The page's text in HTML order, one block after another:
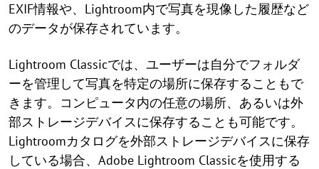
EXIF情報や、Lightroom内で写真を現像した履歴など
のデータが保存されています。
Lightroom Classicでは、ユーザーは自分でフォルダ
ーを管理して写真を特定の場所に保存することもで
きます。コンピュータ内の任意の場所、あるいは外
部ストレージデバイスに保存することも可能です。
Lightroomカタログを外部ストレージデバイスに保存
している場合、Adobe Lightroom Classicを使用する